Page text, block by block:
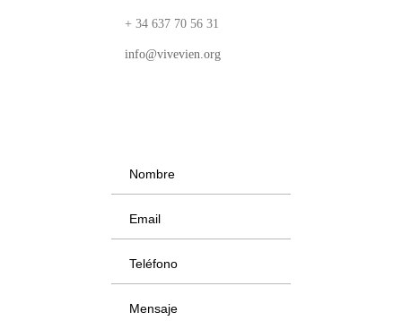
+ 34 637 70 56 31
info@vivevien.org